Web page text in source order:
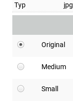
Typ jpg
Original
Medium
Small